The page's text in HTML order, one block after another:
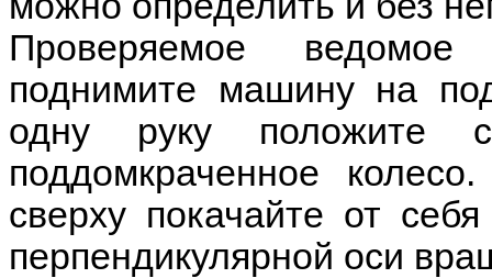
Проверяемое
поднимите машину на
одну руку положите
поддомкраченное
сверху покачайте от
перпендикулярной оси